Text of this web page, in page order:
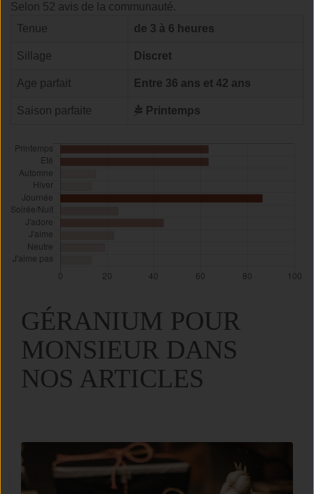
Selon 52 avis de la communauté.
Tenue
de 3 à 6 heures
Sillage Discret
Age parfait Entre 36 ans et 42 ans
Saison parfaite Printemps
GÉRANIUM POUR
MONSIEUR DANS
NOS ARTICLES